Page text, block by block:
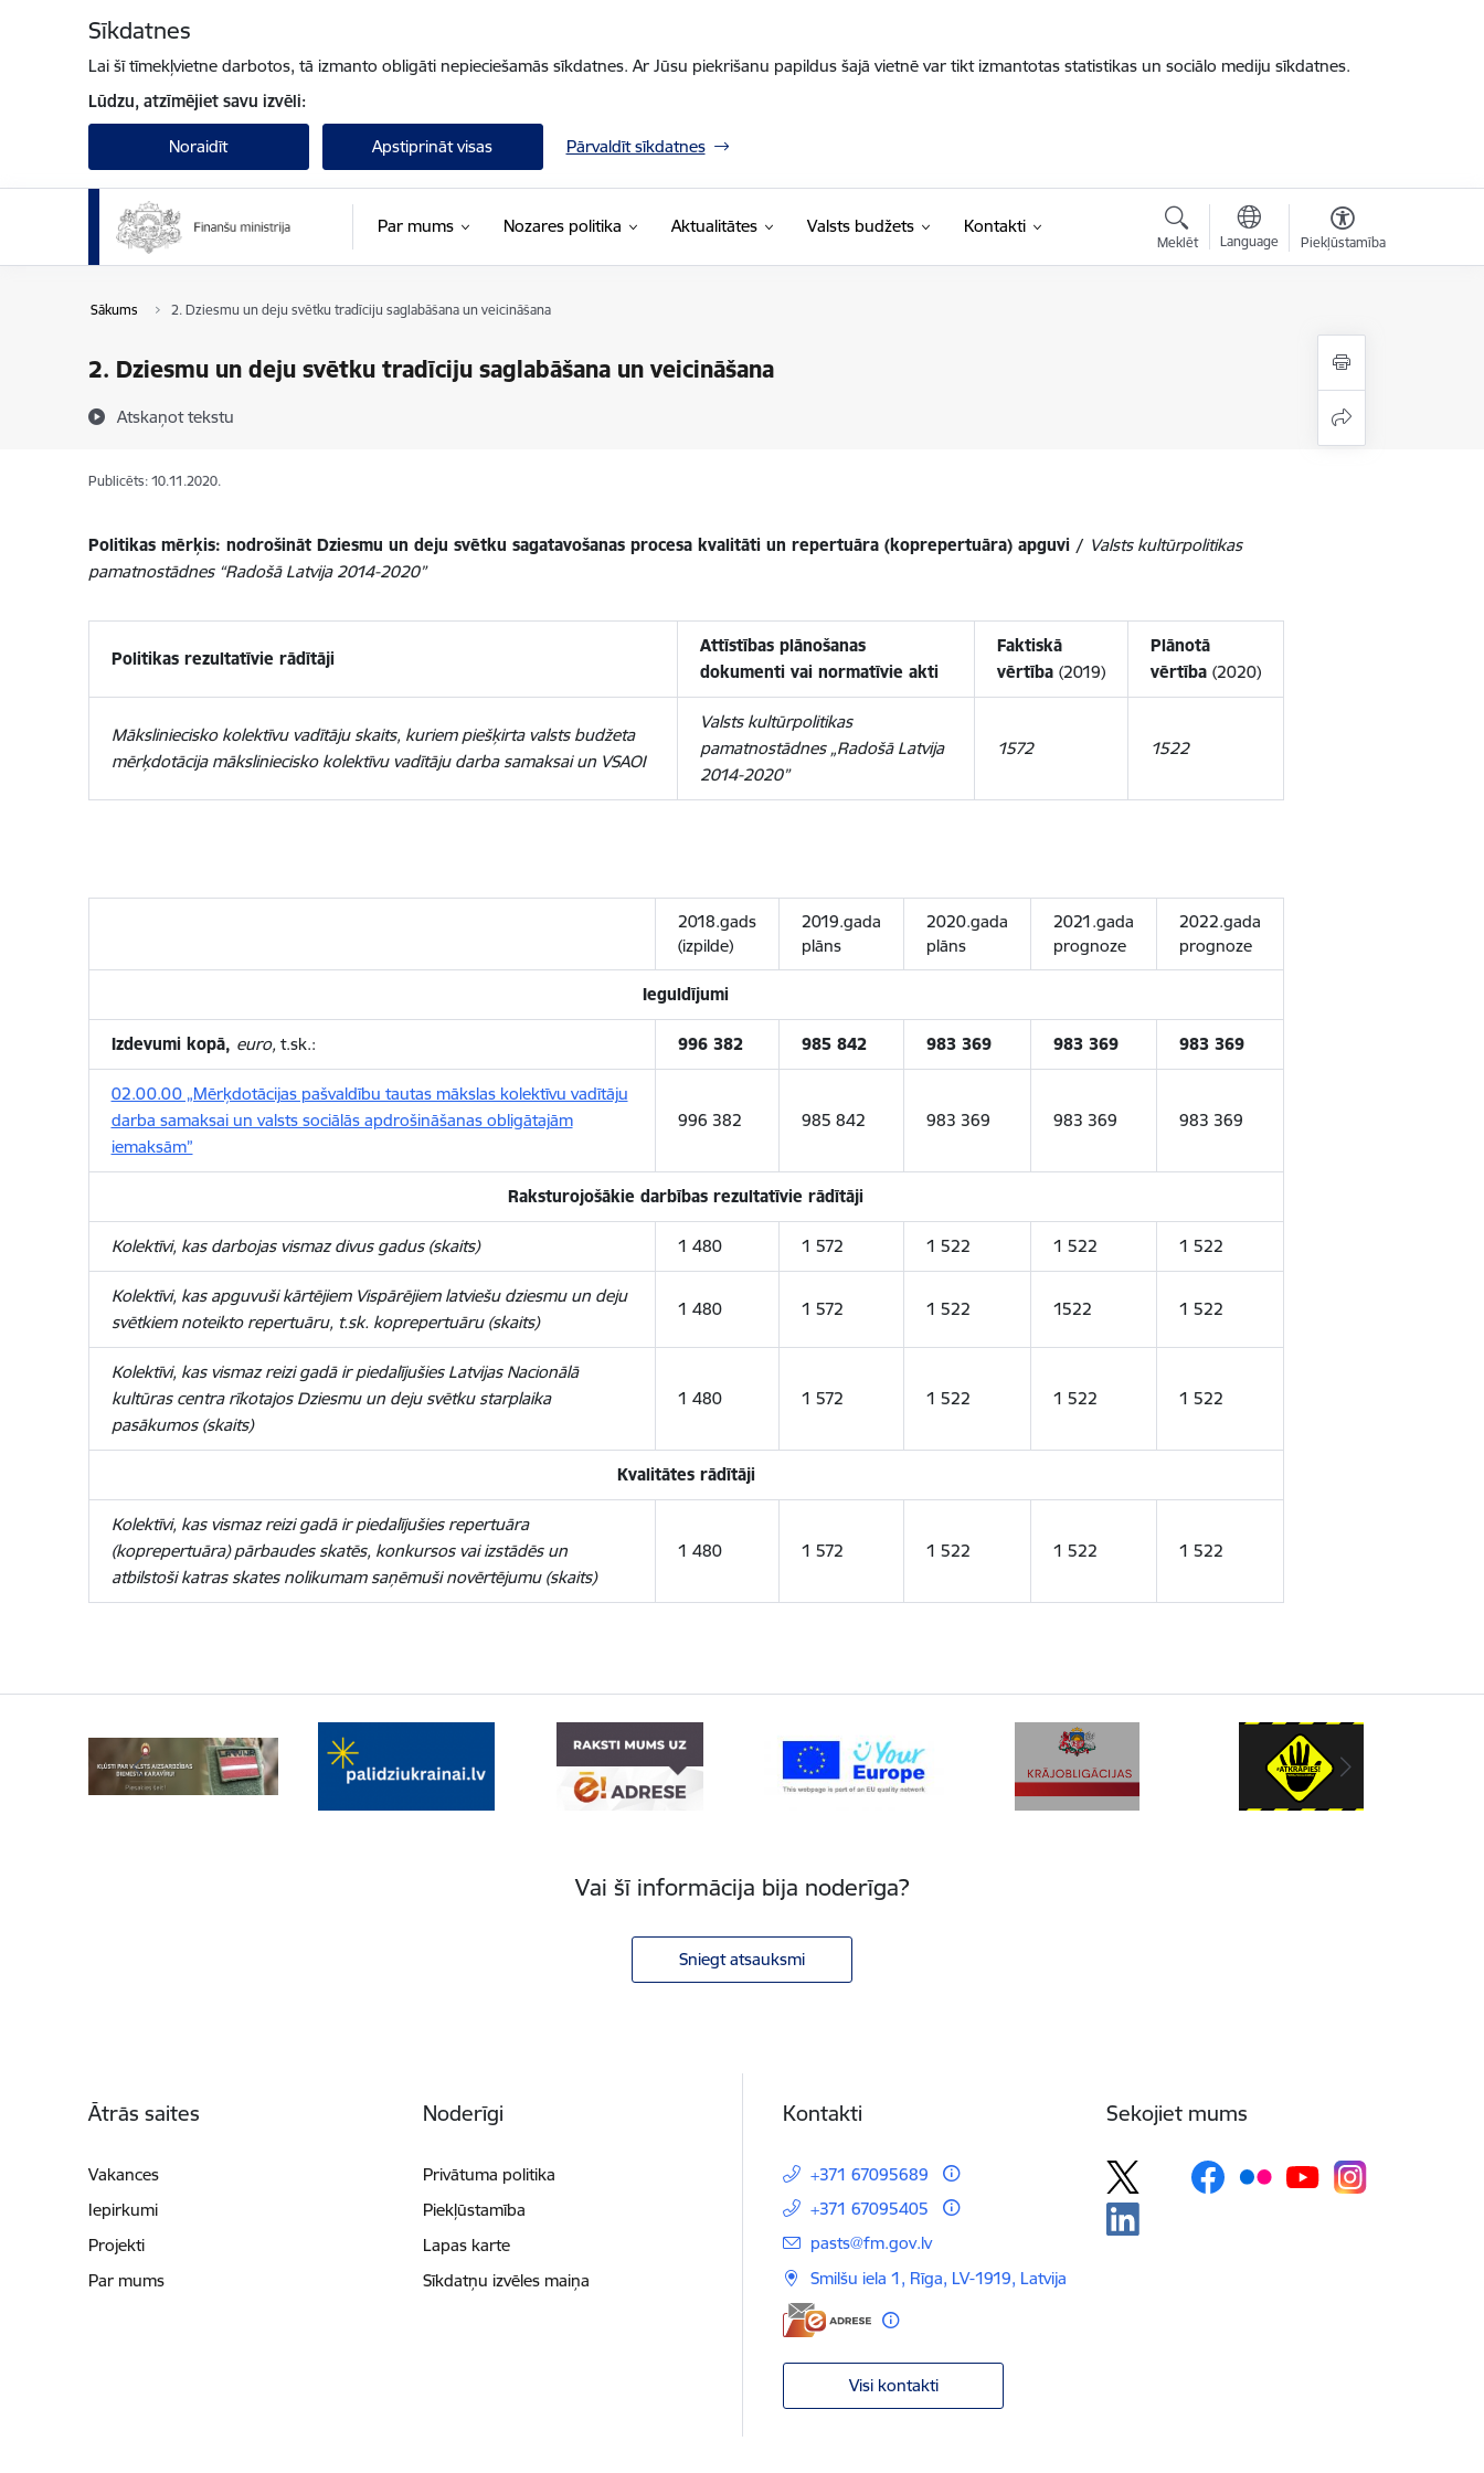
Sīkdatnes
Lai šī tīmekļvietne darbotos, tā izmanto obligāti nepieciešamās sīkdatnes. Ar Jūsu piekrišanu papildus šajā vietnē var tikt izmantotas statistikas un sociālo mediju sīkdatnes.
Lūdzu, atzīmējiet savu izvēli:
Noraidīt Apstiprināt visas Pārvaldīt sīkdatnes
Par mums Nozares politika Aktualitātes Valsts budžets Kontakti
Meklēt Language Piekļūstamība
Sākums 2. Dziesmu un deju svētku tradīciju saglabāšana un veicināšana
2. Dziesmu un deju svētku tradīciju saglabāšana un veicināšana
Atskaņot tekstu
Publicēts: 10.11.2020.
Politikas mērķis: nodrošināt Dziesmu un deju svētku sagatavošanas procesa kvalitāti un repertuāra (koprepertuāra) apguvi / Valsts kultūrpolitikas
pamatnostādnes “Radošā Latvija 2014-2020”
Politikas rezultatīvie rādītāji
Attīstības plānošanas
dokumenti vai normatīvie akti
Faktiskā
vērtība (2019)
Plānotā
vērtība (2020)
Māksliniecisko kolektīvu vadītāju skaits, kuriem piešķirta valsts budžeta
mērķdotācija māksliniecisko kolektīvu vadītāju darba samaksai un VSAOI
Valsts kultūrpolitikas
pamatnostādnes „Radošā Latvija
2014-2020”
1572 1522
2018.gads
(izpilde)
2019.gada
plāns
2020.gada
plāns
2021.gada
prognoze
2022.gada
prognoze
Ieguldījumi
Izdevumi kopā, euro, t.sk.: 996 382 985 842 983 369 983 369 983 369
02.00.00 „Mērķdotācijas pašvaldību tautas mākslas kolektīvu vadītāju
darba samaksai un valsts sociālās apdrošināšanas obligātajām
iemaksām”
996 382 985 842 983 369 983 369 983 369
Raksturojošākie darbības rezultatīvie rādītāji
Kolektīvi, kas darbojas vismaz divus gadus (skaits) 1 480 1 572 1 522 1 522 1 522
Kolektīvi, kas apguvuši kārtējiem Vispārējiem latviešu dziesmu un deju
svētkiem noteikto repertuāru, t.sk. koprepertuāru (skaits)
1 480 1 572 1 522 1522 1 522
Kolektīvi, kas vismaz reizi gadā ir piedalījušies Latvijas Nacionālā
kultūras centra rīkotajos Dziesmu un deju svētku starplaika
pasākumos (skaits)
1 480 1 572 1 522 1 522 1 522
Kvalitātes rādītāji
Kolektīvi, kas vismaz reizi gadā ir piedalījušies repertuāra
(koprepertuāra) pārbaudes skatēs, konkursos vai izstādēs un
atbilstoši katras skates nolikumam saņēmuši novērtējumu (skaits)
1 480 1 572 1 522 1 522 1 522
Vai šī informācija bija noderīga?
Sniegt atsauksmi
Ātrās saites
Vakances
Iepirkumi
Projekti
Par mums
Noderīgi
Privātuma politika
Piekļūstamība
Lapas karte
Sīkdatņu izvēles maiņa
Kontakti
+371 67095689
+371 67095405
E-pasts:
pasts@fm.gov.lv
Smilšu iela 1, Rīga, LV-1919, Latvija
Visi kontakti
Sekojiet mums